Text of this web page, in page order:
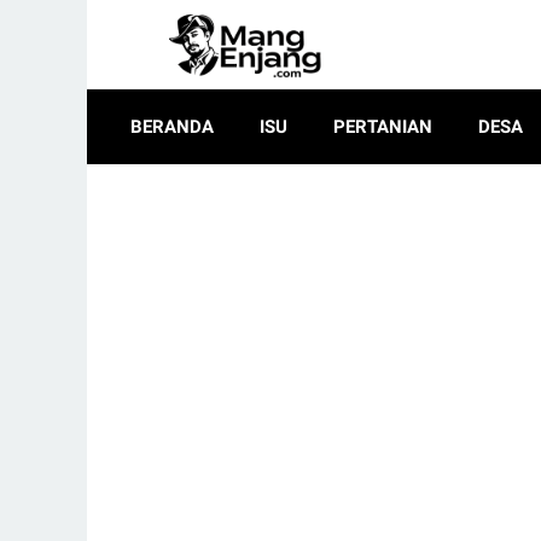
BERANDA ISU PERTANIAN DESA